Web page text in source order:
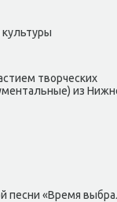
твοрческих
из
песни «Время